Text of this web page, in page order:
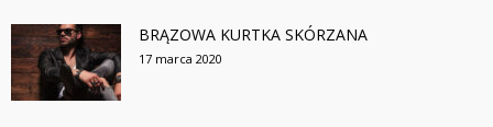
BRĄZOWA KURTKA SKÓRZANA
17 marca 2020